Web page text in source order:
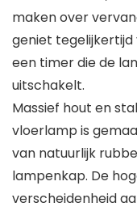
maken over
geniet tegelijkertijd
een timer die de
uitschakelt.
Massief hout en
vloerlamp is
van natuurlijk
lampenkap. De
verscheidenheid